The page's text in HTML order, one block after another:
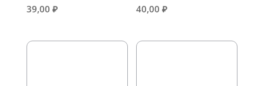
39,00 ₽ 40,00₽